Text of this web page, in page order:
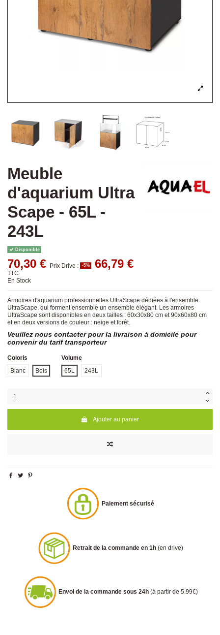
Meuble
d'aquarium Ultra
Scape - 65L -
243L
Disponible
70,30 € Prix Drive : -5% 66,79 €
TTC
En Stock
Armoires d'aquarium professionnelles UltraScape dédiées à l'ensemble
UltraScape, qui forment ensemble un ensemble élégant. Les armoires
UltraScape sont disponibles en deux tailles : 60x30x80 cm et 90x60x80 cm
et en deux versions de couleur : neige et forêt.
Veuillez nous contacter pour la livraison à domicile pour
convenir du tarif transporteur
Coloris
Blanc
Bois
Volume
65L
243L
Ajouter au panier
Paiement sécurisé
Retrait de la commande en 1h (en drive)
Envoi de la commande sous 24h (à partir de 5.99€)